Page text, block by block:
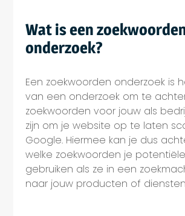
Wat is een
onderzoek?
Een zoekwoorden onderzoek is
van een onderzoek om te
zoekwoorden voor jouw als
zijn om je website op te laten
Google. Hiermee kan je dus
welke zoekwoorden je
gebruiken als ze in een
naar jouw producten of